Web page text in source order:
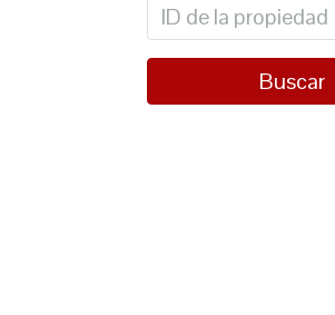
Buscar